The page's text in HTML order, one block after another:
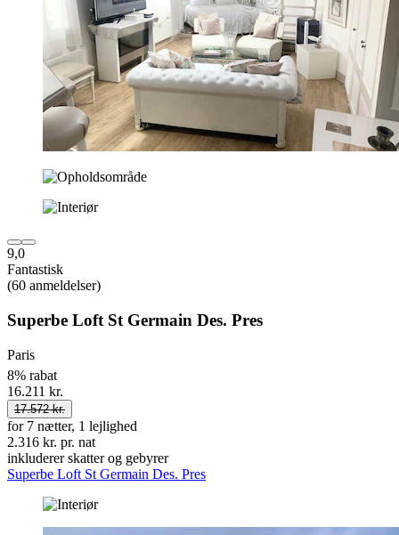
9,0
Fantastisk
(60 anmeldelser)
Superbe Loft St Germain Des. Pres
Paris
8% rabat
16.211 kr.
17.572 kr.
for 7 nætter, 1 lejlighed
2.316 kr. pr. nat
inkluderer skatter og gebyrer
Superbe Loft St Germain Des. Pres